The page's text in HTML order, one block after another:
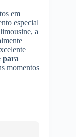
em
especial
a
para
momentos